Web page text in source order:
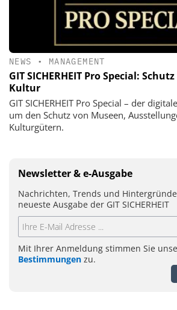
NEWS • MANAGEMENT
GIT SICHERHEIT Pro Special:
Kultur
GIT SICHERHEIT Pro Special – der
um den Schutz von Museen,
Kulturgütern.
Newsletter & e-Ausgabe
Nachrichten, Trends und
neueste Ausgabe der GIT SICHERHEIT
Mit Ihrer Anmeldung stimmen Sie
Bestimmungen zu.